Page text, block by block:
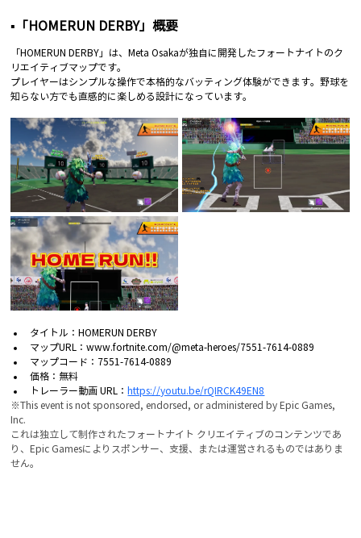
▪️「HOMERUN DERBY」概要
「HOMERUN DERBY」は、Meta Osakaが独自に開発したフォートナイトのク
リエイティブマップです。
プレイヤーはシンプルな操作で本格的なバッティング体験ができます。野球を
知らない方でも直感的に楽しめる設計になっています。
タイトル：HOMERUN DERBY
マップURL：www.fortnite.com/@meta-heroes/7551-7614-0889
マップコード：7551-7614-0889
価格：無料
トレーラー動画 URL： https://youtu.be/rQIRCK49EN8
※This event is not sponsored, endorsed, or administered by Epic Games,
Inc.
これは独立して制作されたフォートナイト クリエイティブのコンテンツであ
り、Epic Gamesによりスポンサー、支援、または運営されるものではありま
せん。